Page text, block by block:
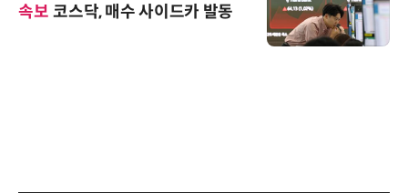
속보 코스닥, 매수 사이드카 발동